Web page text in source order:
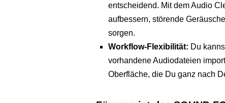
entscheidend. Mit dem Audio
aufbessern, störende
sorgen.
Workflow-Flexibilität: Du
vorhandene Audiodateien
Oberfläche, die Du ganz nach